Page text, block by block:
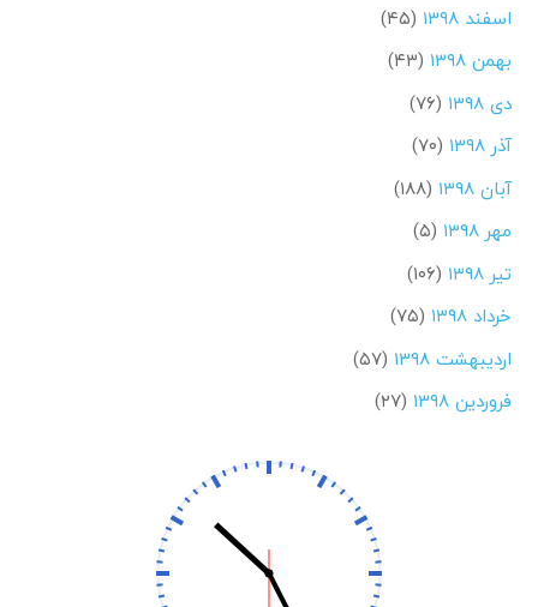
اسفند ۱۳۹۸
(۴۵)
بهمن ۱۳۹۸
(۴۳)
دی ۱۳۹۸
(۷۶)
آذر ۱۳۹۸
(۷۰)
آبان ۱۳۹۸
(۱۸۸)
مهر ۱۳۹۸
(۵)
تیر ۱۳۹۸
(۱۰۶)
خرداد ۱۳۹۸
(۷۵)
اردیبهشت ۱۳۹۸
(۵۷)
فروردین ۱۳۹۸
(۲۷)